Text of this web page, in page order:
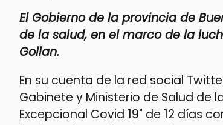
El Gobierno de la provincia de
de la salud, en el marco de la
Gollan.
En su cuenta de la red social
Gabinete y Ministerio de Salud de
Excepcional Covid 19" de 12 días